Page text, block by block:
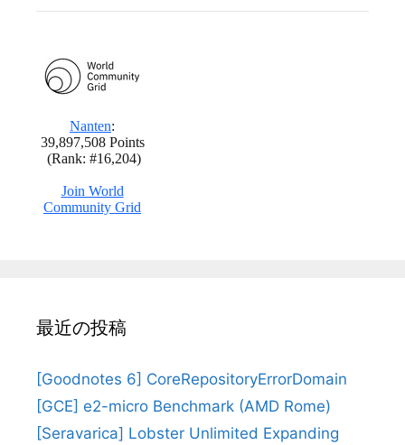
最近の投稿
[Goodnotes 6] CoreRepositoryErrorDomain
[GCE] e2-micro Benchmark (AMD Rome)
[Seravarica] Lobster Unlimited Expanding